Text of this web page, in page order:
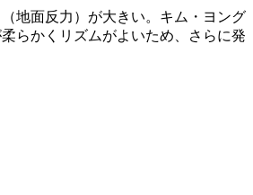
地面反力）が大きい。キム・ヨング
らかくリズムがよいため、さらに発